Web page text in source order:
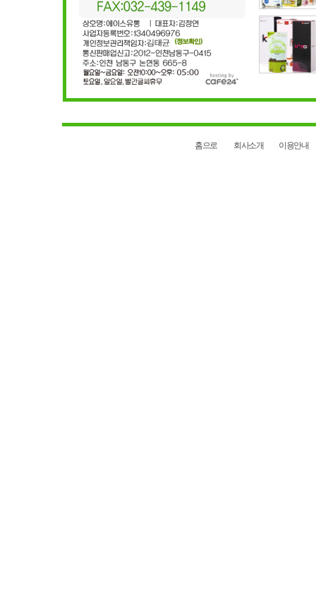
홈으로 회사소개 이용안내